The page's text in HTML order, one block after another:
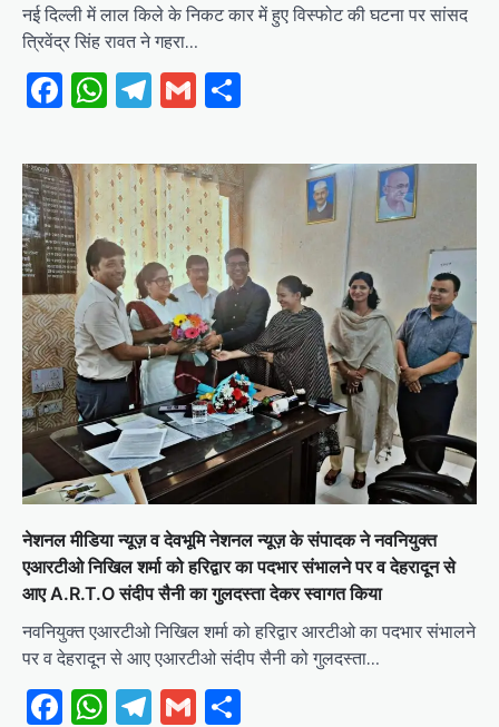
नई दिल्ली में लाल किले के निकट कार में हुए विस्फोट की घटना पर सांसद
त्रिवेंद्र सिंह रावत ने गहरा…
Facebook
WhatsApp
Telegram
Gmail
नेशनल मीडिया न्यूज़ व देवभूमि नेशनल न्यूज़ के संपादक ने नवनियुक्त
एआरटीओ निखिल शर्मा को हरिद्वार का पदभार संभालने पर व देहरादून से
आए A.R.T.O संदीप सैनी का गुलदस्ता देकर स्वागत किया
नवनियुक्त एआरटीओ निखिल शर्मा को हरिद्वार आरटीओ का पदभार संभालने
पर व देहरादून से आए एआरटीओ संदीप सैनी को गुलदस्ता…
Facebook
WhatsApp
Telegram
Gmail